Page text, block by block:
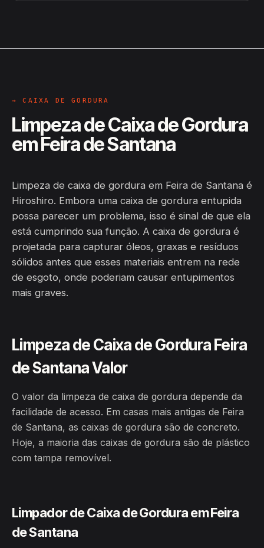
→ CAIXA DE GORDURA
Limpeza de Caixa de Gordura
em Feira de Santana
Limpeza de caixa de gordura em Feira de Santana é
Hiroshiro. Embora uma caixa de gordura entupida
possa parecer um problema, isso é sinal de que ela
está cumprindo sua função. A caixa de gordura é
projetada para capturar óleos, graxas e resíduos
sólidos antes que esses materiais entrem na rede
de esgoto, onde poderiam causar entupimentos
mais graves.
Limpeza de Caixa de Gordura Feira
de Santana Valor
O valor da limpeza de caixa de gordura depende da
facilidade de acesso. Em casas mais antigas de Feira
de Santana, as caixas de gordura são de concreto.
Hoje, a maioria das caixas de gordura são de plástico
com tampa removível.
Limpador de Caixa de Gordura em Feira
de Santana